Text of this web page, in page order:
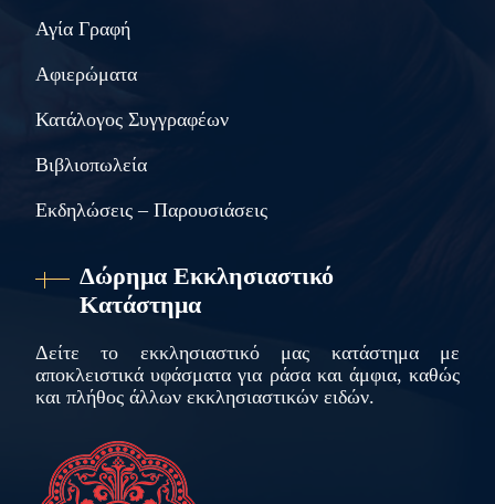
Αγία Γραφή
Αφιερώματα
Κατάλογος Συγγραφέων
Βιβλιοπωλεία
Εκδηλώσεις – Παρουσιάσεις
Δώρημα Εκκλησιαστικό
Κατάστημα
Δείτε το εκκλησιαστικό μας κατάστημα με
αποκλειστικά υφάσματα για ράσα και άμφια, καθώς
και πλήθος άλλων εκκλησιαστικών ειδών.